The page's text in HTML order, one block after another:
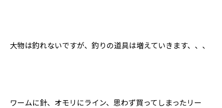
大物は釣れないですが、釣りの道具は増えていきます、、、
ワームに針、オモリにライン、思わず買ってしまったリー